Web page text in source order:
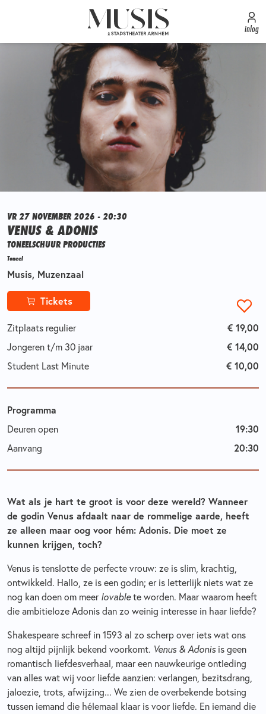
inlog
Wat als je hart te groot is voor deze wereld? Wanneer
de godin Venus afdaalt naar de rommelige aarde, heeft
ze alleen maar oog voor hém: Adonis. Die moet ze
kunnen krijgen, toch?
Venus is tenslotte de perfecte vrouw: ze is slim, krachtig,
ontwikkeld. Hallo, ze is een godin; er is letterlijk niets wat ze
nog kan doen om meer lovablete worden. Maar waarom heeft
die ambitieloze Adonis dan zo weinig interesse in haar liefde?
Shakespeare schreef in 1593 al zo scherp over iets wat ons
nog altijd pijnlijk bekend voorkomt. Venus & Adonisis geen
romantisch liefdesverhaal, maar een nauwkeurige ontleding
van alles wat wij voor liefde aanzien: verlangen, bezitsdrang,
jaloezie, trots, afwijzing... We zien de overbekende botsing
tussen iemand die hélemaal klaar is voor liefde. En iemand die
VR 27 NOVEMBER 2026 - 20:30
VENUS & ADONIS
TONEELSCHUUR PRODUCTIES
Toneel
Musis, Muzenzaal
Tickets
Zitplaats regulier € 19,00
Jongeren t/m 30 jaar € 14,00
Student Last Minute € 10,00
Programma
Deuren open
Aanvang
19:30
20:30